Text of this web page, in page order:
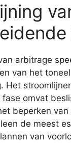
arbitrage
van het
Het
omvat
beperken
de meest
van